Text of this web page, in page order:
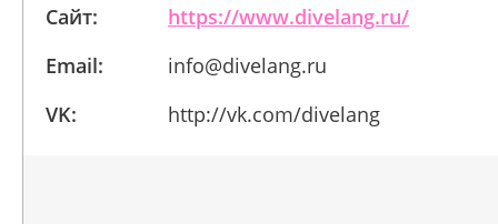
Сайт:
https://www.divelang.ru/
Email:
info@divelang.ru
VK:
http://vk.com/divelang